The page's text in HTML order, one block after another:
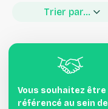
Trier par...
Vous souhaitez être
référencé au sein de